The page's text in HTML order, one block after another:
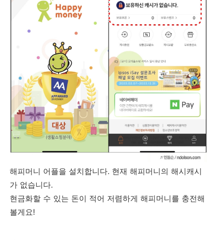
해피머니 어플을 설치합니다. 현재 해피머니의 해시캐시
가 없습니다.
현금화할 수 있는 돈이 적어 저렴하게 해피머니를 충전해
볼게요!